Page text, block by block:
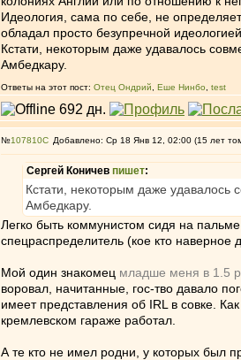
Идеология, сама по себе, не
обладал просто безупречной
Кстати, некоторым даже удавалось
Амбедкару.
Ответы на этот пост: Отец Ондрий Еше Нинбо test
№107810 Добавлено: Ср 18 Янв 12, 02:00 (15 лет
Сергей Коничев пишет:
Кстати, некоторым даже
Амбедкару.
Легко быть коммунистом сидя на
спецраспределитель (кое кто наверное
Мой один знакомец младше меня в 1.5
воровал, начитанные, гос-тво давало
имеет представления об IRL в совке.
кремлевском гараже работал.
А те кто не имел родни, у которых был